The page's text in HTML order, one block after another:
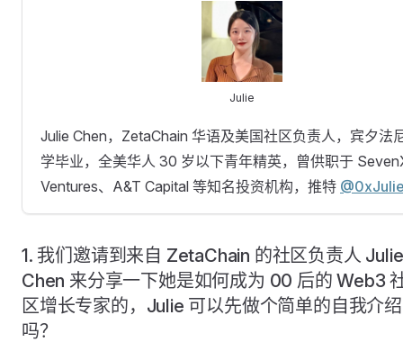
Julie
Julie Chen，ZetaChain 华语及美国社区负责人，宾夕法
学毕业，全美华人 30 岁以下青年精英，曾供职于
Ventures、A&T Capital 等知名投资机构，推特
1. 我们邀请到来自 ZetaChain 的社区负责人 Julie
Chen 来分享一下她是如何成为 00 后的 Web3
区增长专家的，Julie 可以先做个简单的自我介绍
吗？